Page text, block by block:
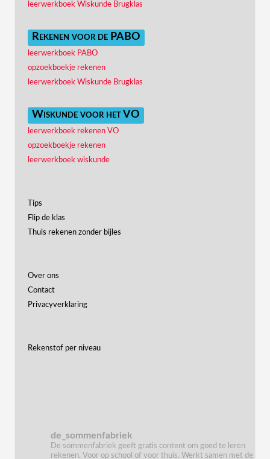
leerwerkboek Wiskunde Brugklas
Rekenen voor de PABO
leerwerkboek PABO
opzoekboekje rekenen
leerwerkboek Wiskunde Brugklas
Wiskunde voor het VO
leerwerkboek rekenen VO
opzoekboekje rekenen
leerwerkboek wiskunde
Tips
Flip de klas
Thuis rekenen zonder bijles
Over ons
Contact
Privacyverklaring
Rekenstof per niveau
de_sommenfabriek
De sommenfabriek geeft gratis content om goed te leren
rekenen. Voor op school of voor thuis. Werkt samen met de